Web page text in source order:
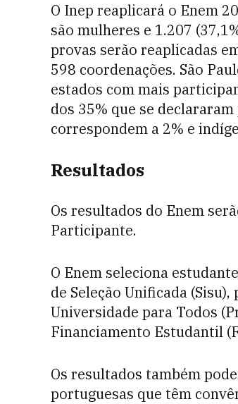
O Inep reaplicará o Enem
são mulheres e 1.207
provas serão reaplicadas
598 coordenações. São
estados com mais
dos 35% que se
correspondem a 2% e
Resultados
Os resultados do Enem
Participante.
O Enem seleciona
de Seleção Unificada
Universidade para Todos
Financiamento Estudantil
Os resultados também
portuguesas que têm